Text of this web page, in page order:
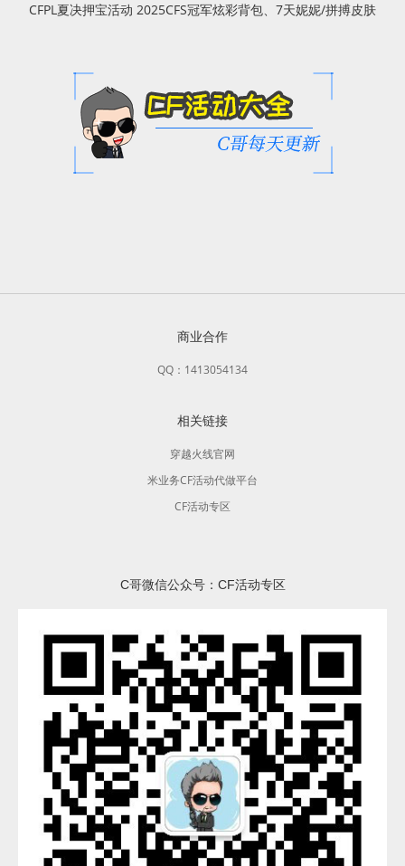
CFPL夏决押宝活动 2025CFS冠军炫彩背包、7天妮妮/拼搏皮肤
商业合作
QQ：1413054134
相关链接
穿越火线官网
米业务CF活动代做平台
CF活动专区
C哥微信公众号：CF活动专区